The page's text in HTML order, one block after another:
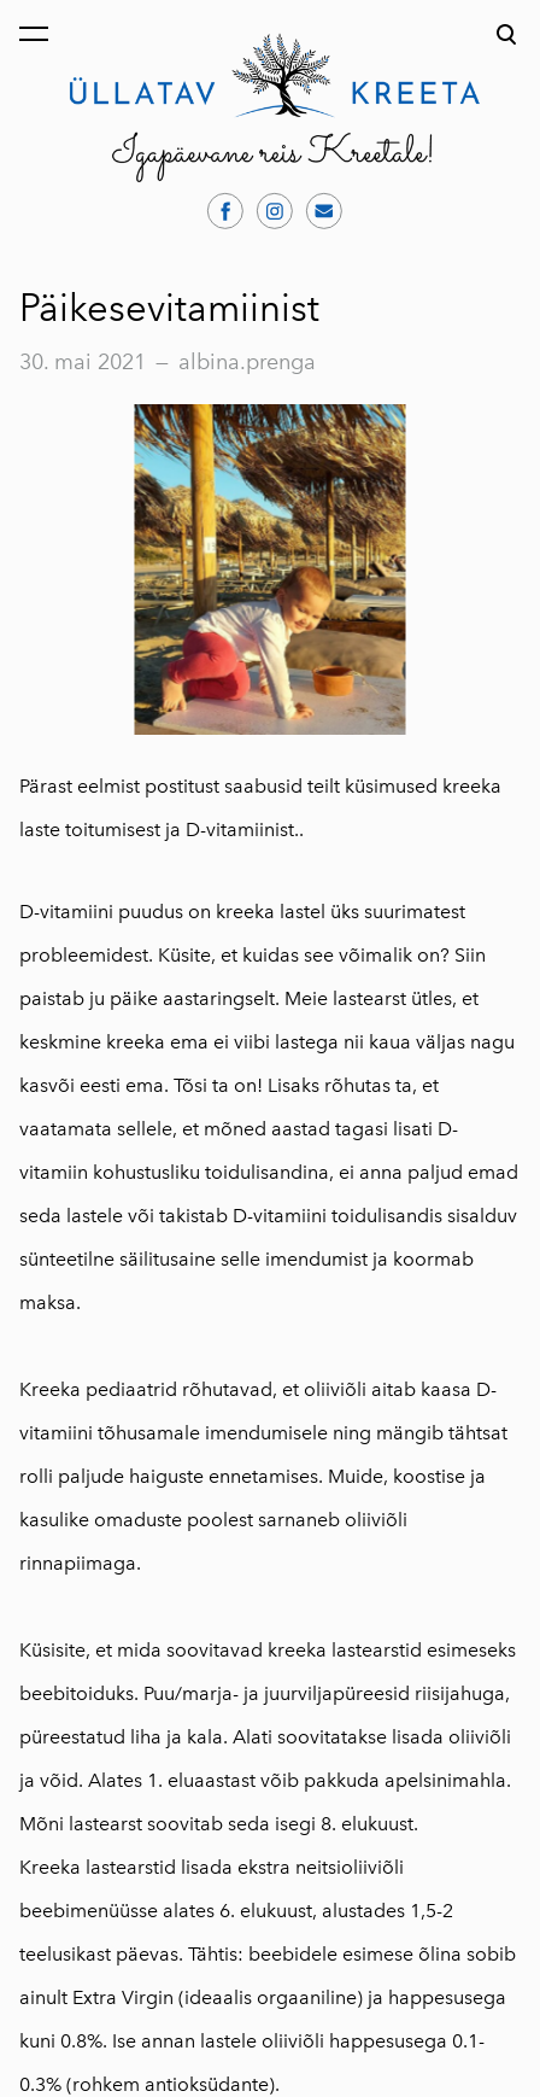
lisati ostukorvi. Vaata ostukorvi
Päikesevitamiinist
30. mai 2021 — albina.prenga
Pärast eelmist postitust saabusid teilt küsimused kreeka
laste toitumisest ja D-vitamiinist..
D-vitamiini puudus on kreeka lastel üks suurimatest
probleemidest. Küsite, et kuidas see võimalik on? Siin
paistab ju päike aastaringselt. Meie lastearst ütles, et
keskmine kreeka ema ei viibi lastega nii kaua väljas nagu
kasvõi eesti ema. Tõsi ta on! Lisaks rõhutas ta, et
vaatamata sellele, et mõned aastad tagasi lisati D-
vitamiin kohustusliku toidulisandina, ei anna paljud emad
seda lastele või takistab D-vitamiini toidulisandis sisalduv
sünteetilne säilitusaine selle imendumist ja koormab
maksa.
Kreeka pediaatrid rõhutavad, et oliiviõli aitab kaasa D-
vitamiini tõhusamale imendumisele ning mängib tähtsat
rolli paljude haiguste ennetamises. Muide, koostise ja
kasulike omaduste poolest sarnaneb oliiviõli
rinnapiimaga.
Küsisite, et mida soovitavad kreeka lastearstid esimeseks
beebitoiduks. Puu/marja- ja juurviljapüreesid riisijahuga,
püreestatud liha ja kala. Alati soovitatakse lisada oliiviõli
ja võid. Alates 1. eluaastast võib pakkuda apelsinimahla.
Mõni lastearst soovitab seda isegi 8. elukuust.
Kreeka lastearstid lisada ekstra neitsioliiviõli
beebimenüüsse alates 6. elukuust, alustades 1,5-2
teelusikast päevas. Tähtis: beebidele esimese õlina sobib
ainult Extra Virgin (ideaalis orgaaniline) ja happesusega
kuni 0.8%. Ise annan lastele oliiviõli happesusega 0.1-
0.3% (rohkem antioksüdante).